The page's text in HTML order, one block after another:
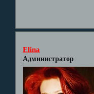
Elina
Администратор